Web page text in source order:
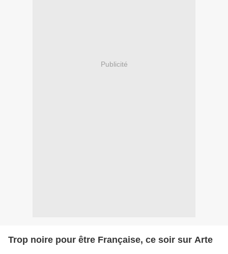
Publicité
Trop noire pour être Française, ce soir sur Arte